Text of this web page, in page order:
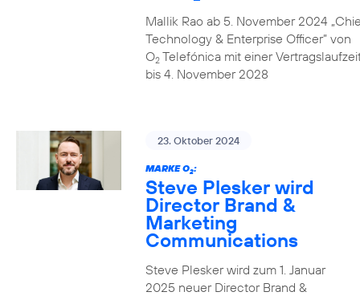
Mallik Rao ab 5. November 2024
Technology & Enterprise Officer” von
O2Telefónica mit einer
bis 4. November 2028
23. Oktober 2024
MARKE O2:
Steve Plesker wird
Director Brand &
Marketing
Communications
Steve Plesker wird zum 1. Januar
2025 neuer Director Brand &